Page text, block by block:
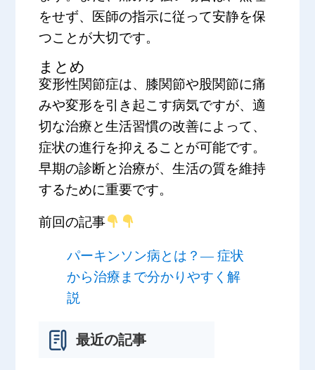
をせず、医師の指示に従って安静を保
つことが大切です。
まとめ
変形性関節症は、膝関節や股関節に痛
みや変形を引き起こす病気ですが、適
切な治療と生活習慣の改善によって、
症状の進行を抑えることが可能です。
早期の診断と治療が、生活の質を維持
するために重要です。
前回の記事
パーキンソン病とは？― 症状
から治療まで分かりやすく解
説
最近の記事